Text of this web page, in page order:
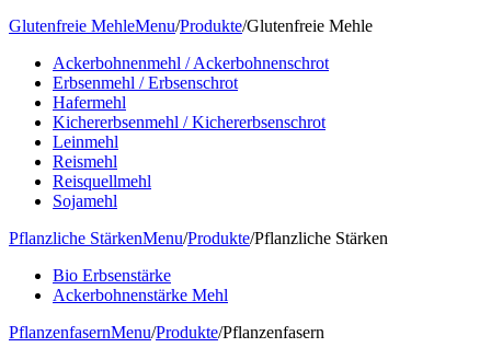
Glutenfreie MehleMenu/Produkte/Glutenfreie Mehle
Ackerbohnenmehl / Ackerbohnenschrot
Erbsenmehl / Erbsenschrot
Hafermehl
Kichererbsenmehl / Kichererbsenschrot
Leinmehl
Reismehl
Reisquellmehl
Sojamehl
Pflanzliche StärkenMenu/Produkte/Pflanzliche Stärken
Bio Erbsenstärke
Ackerbohnenstärke Mehl
PflanzenfasernMenu/Produkte/Pflanzenfasern